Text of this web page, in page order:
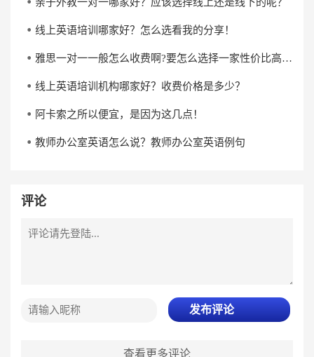
线上英语培训哪家好？怎么选看我的分享！
雅思一对一一般怎么收费啊?要怎么选择一家性价比高的雅思一对一培训机构?
线上英语培训机构哪家好？收费价格是多少？
阿卡索之所以便宜，是因为这几点！
教师办公室英语怎么说？教师办公室英语例句
评论
发布评论
查看更多评论